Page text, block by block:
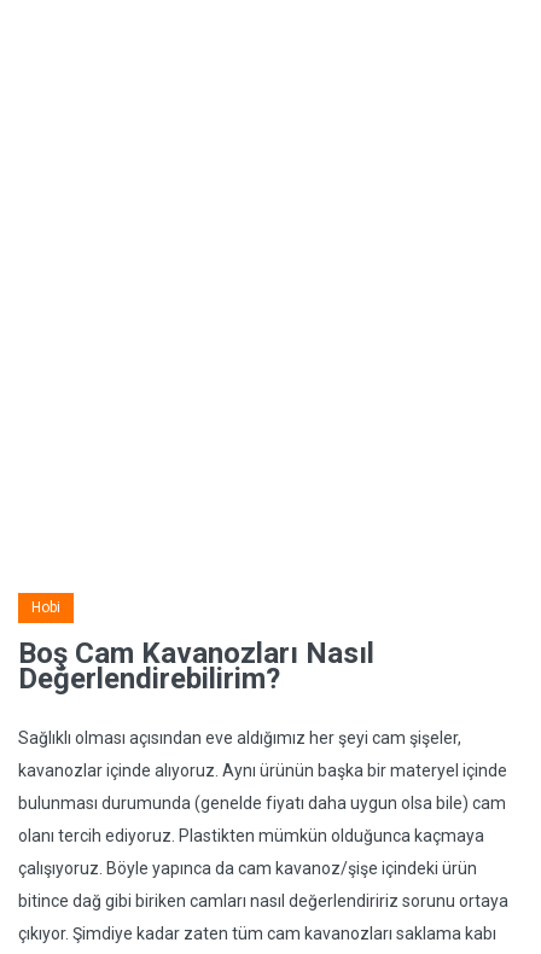
Hobi
Boş Cam Kavanozları Nasıl
Değerlendirebilirim?
Sağlıklı olması açısından eve aldığımız her şeyi cam şişeler,
kavanozlar içinde alıyoruz. Aynı ürünün başka bir materyel içinde
bulunması durumunda (genelde fiyatı daha uygun olsa bile) cam
olanı tercih ediyoruz. Plastikten mümkün olduğunca kaçmaya
çalışıyoruz. Böyle yapınca da cam kavanoz/şişe içindeki ürün
bitince dağ gibi biriken camları nasıl değerlendiririz sorunu ortaya
çıkıyor. Şimdiye kadar zaten tüm cam kavanozları saklama kabı